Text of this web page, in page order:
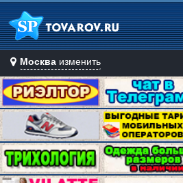
Москва изменить